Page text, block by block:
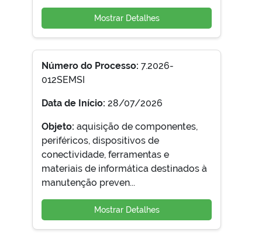
Mostrar Detalhes
Número do Processo: 7.2026-
012SEMSI
Data de Início: 28/07/2026
Objeto: aquisição de componentes,
periféricos, dispositivos de
conectividade, ferramentas e
materiais de informática destinados à
manutenção preven...
Mostrar Detalhes